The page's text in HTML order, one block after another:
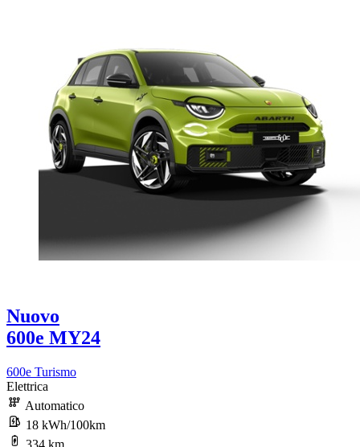
Nuovo
600e MY24
600e Turismo
Elettrica
Automatico
18 kWh/100km
334 km